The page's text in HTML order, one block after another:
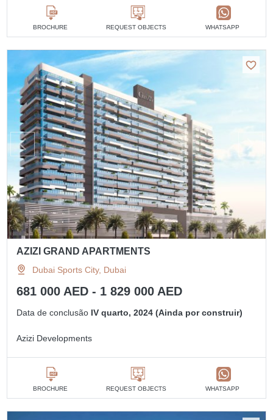
BROCHURE REQUEST OBJECTS WHATSAPP
AZIZI GRAND APARTMENTS
Dubai Sports City, Dubai
681 000 AED - 1 829 000 AED
Data de conclusão IV quarto, 2024 (Ainda por construir)
Azizi Developments
BROCHURE REQUEST OBJECTS WHATSAPP